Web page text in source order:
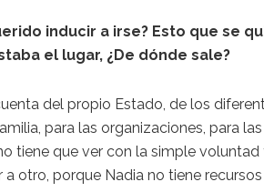
inducir a irse? Esto que se
el lugar, ¿De dónde sale?
del propio Estado, de los
para las organizaciones, para las
tiene que ver con la simple voluntad
otro, porque Nadia no tiene